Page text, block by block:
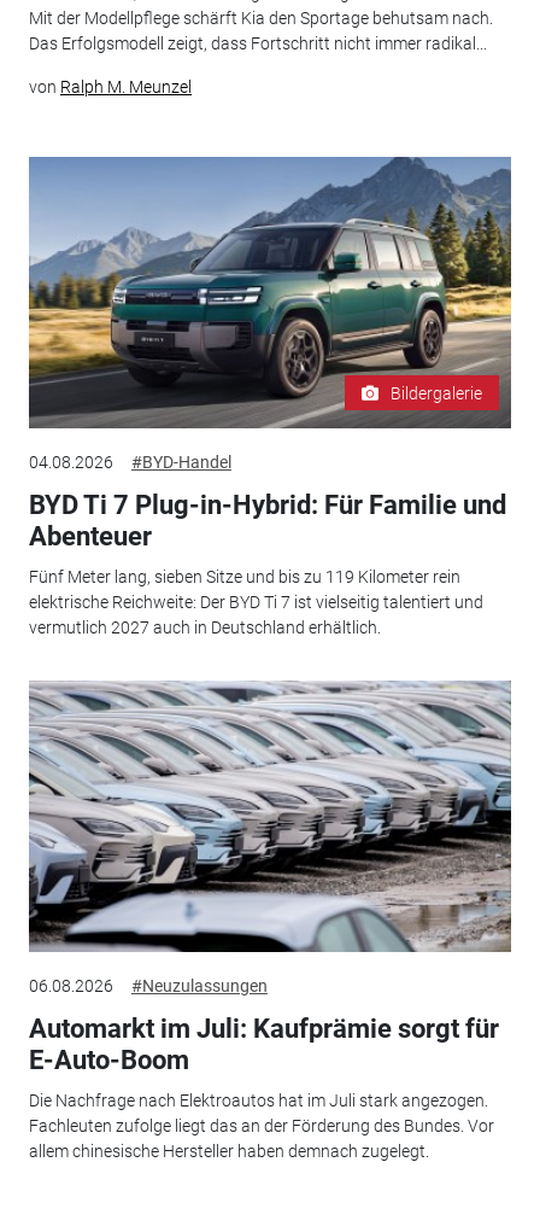
Mit der Modellpflege schärft Kia den Sportage behutsam nach.
Das Erfolgsmodell zeigt, dass Fortschritt nicht immer radikal...
von Ralph M. Meunzel
Bildergalerie
04.08.2026 #BYD-Handel
BYD Ti 7 Plug-in-Hybrid: Für Familie und
Abenteuer
Fünf Meter lang, sieben Sitze und bis zu 119 Kilometer rein
elektrische Reichweite: Der BYD Ti 7 ist vielseitig talentiert und
vermutlich 2027 auch in Deutschland erhältlich.
06.08.2026 #Neuzulassungen
Automarkt im Juli: Kaufprämie sorgt für
E-Auto-Boom
Die Nachfrage nach Elektroautos hat im Juli stark angezogen.
Fachleuten zufolge liegt das an der Förderung des Bundes. Vor
allem chinesische Hersteller haben demnach zugelegt.